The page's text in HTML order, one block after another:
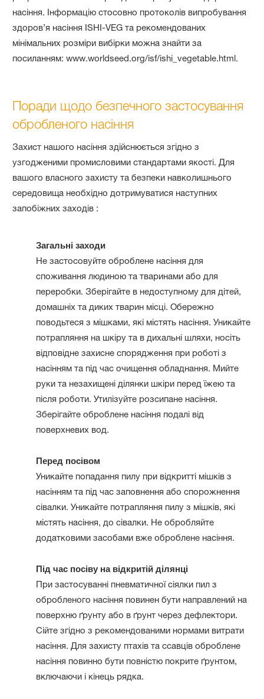
насіння. Інформацію стосовно протоколів випробування
здоров’я насіння ISHI-VEG та рекомендованих
мінімальних розміри вибірки можна знайти за
посиланням: www.worldseed.org/isf/ishi_vegetable.html.
Поради щодо безпечного застосування
обробленого насіння
Захист нашого насіння здійснюється згідно з
узгодженими промисловими стандартами якості. Для
вашого власного захисту та безпеки навколишнього
середовища необхідно дотримуватися наступних
запобіжних заходів :
Загальні заходи
Не застосовуйте оброблене насіння для
споживання людиною та тваринами або для
переробки. Зберігайте в недоступному для дітей,
домашніх та диких тварин місці. Обережно
поводьтеся з мішками, які містять насіння. Уникайте
потрапляння на шкіру та в дихальні шляхи, носіть
відповідне захисне спорядження при роботі з
насінням та під час очищення обладнання. Мийте
руки та незахищені ділянки шкіри перед їжею та
після роботи. Утилізуйте розсипане насіння.
Зберігайте оброблене насіння подалі від
поверхневих вод.
Перед посівом
Уникайте попадання пилу при відкритті мішків з
насінням та під час заповнення або спорожнення
сівалки. Уникайте потрапляння пилу з мішків, які
містять насіння, до сівалки. Не обробляйте
додатковими засобами вже оброблене насіння.
Під час посіву на відкритій ділянці
При застосуванні пневматичної сіялки пил з
обробленого насіння повинен бути направлений на
поверхню ґрунту або в ґрунт через дефлектори.
Сійте згідно з рекомендованими нормами витрати
насіння. Для захисту птахів та ссавців оброблене
насіння повинно бути повністю покрите ґрунтом,
включаючи і кінець рядка.